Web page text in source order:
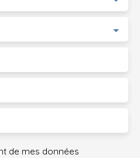
de mes données